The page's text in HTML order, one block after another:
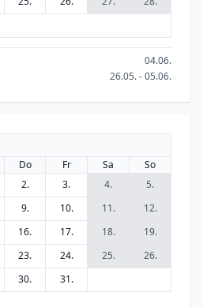
04.06.
26.05. - 05.06.
Do Fr Sa
So
2. 3. 4.
5.
9. 10. 11.
12.
16. 17. 18.
19.
23. 24. 25.
26.
30. 31.